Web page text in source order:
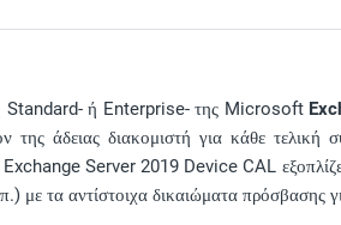
Standard- ή Enterprise- της Microsoft
της άδειας διακομιστή για κάθε τελική
Exchange Server 2019 Device CAL
με τα αντίστοιχα δικαιώματα πρόσβασης